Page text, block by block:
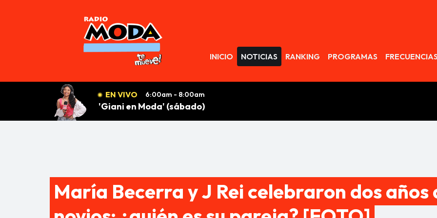
INICIO NOTICIAS RANKING PROGRAMAS FRECUENCIAS
EN VIVO 6:00am - 8:00am
'Giani en Moda' (sábado)
María Becerra y J Rei celebraron dos años